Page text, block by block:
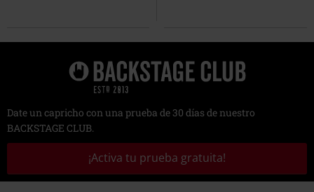
Date un capricho con una prueba de 30 días de nuestro
BACKSTAGE CLUB.
¡Activa tu prueba gratuita!